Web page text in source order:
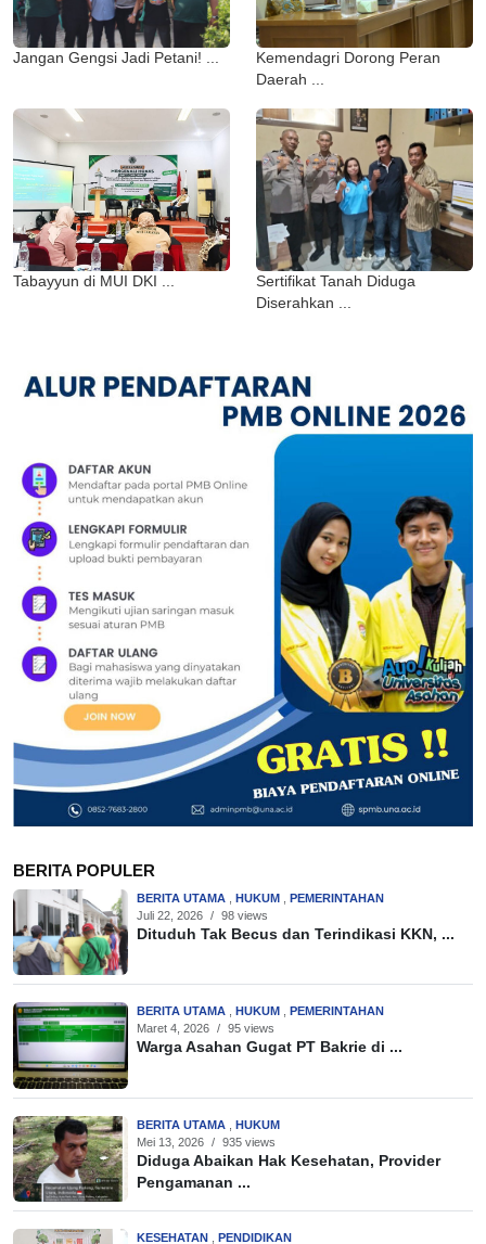
Jangan Gengsi Jadi Petani! ...
Kemendagri Dorong Peran
Daerah ...
Tabayyun di MUI DKI ...
Sertifikat Tanah Diduga
Diserahkan ...
BERITA POPULER
BERITA UTAMA HUKUM
PEMERINTAHAN
Juli 22, 2026 / 98 views
Dituduh Tak Becus dan Terindikasi KKN, ...
BERITA UTAMA , HUKUM , PEMERINTAHAN
Maret 4, 2026 / 95 views
Warga Asahan Gugat PT Bakrie di ...
BERITA UTAMA
HUKUM
Mei 13, 2026 / 935 views
Diduga Abaikan Hak Kesehatan, Provider
Pengamanan ...
KESEHATAN , PENDIDIKAN